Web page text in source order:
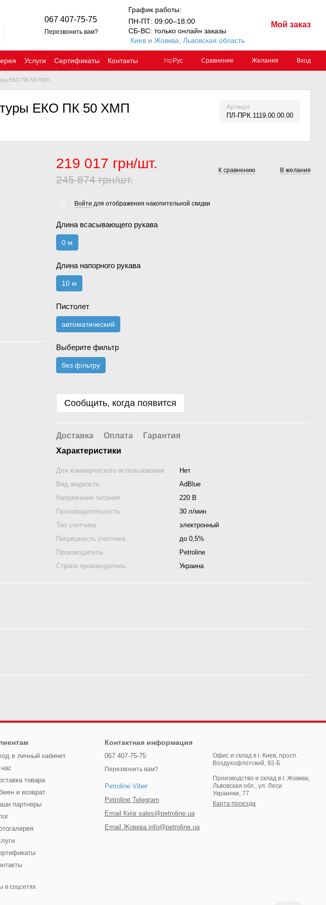
067 407-75-75
Перезвонить вам?
График работы:
ПН-ПТ: 09:00–18:00
СБ-ВС: только онлайн заказы
Киев и Жовква, Львовская область
Мой заказ
Услуги Сертификаты Контакты Укр Рус Сравнение Желания Вход
ЕКО ПК 50 ХМП
ЕКО ПК 50 ХМП Артикул
ПЛ-ПРК.1119.00.00.00
219 017 грн/шт.
245 874 грн/шт.
К сравнению В желания
Войти для отображения накопительной скидки
Длина всасывающего рукава
0 м
Длина напорного рукава
10 м
Пистолет
автоматический
Выберите фильтр
без фільтру
Сообщить, когда появится
Доставка Оплата
Гарантия
Характеристики
Для коммерческого использования
Нет
Вид жидкости
AdBlue
Напряжение питания
220 В
Производительность
30 л/мин
Тип счетчика
электронный
Погрешность счетчика
до 0,5%
Производитель
Petroline
Страна производитель
Украина
в личный кабинет
товара
и возврат
партнеры
в соцсетях
Контактная информация
067 407-75-75
Перезвонить вам?
Petroline Viber
Petroline Telegram
Email Київ sales@petroline.ua
Email Жовква info@petroline.ua
Офис и склад в г. Киев, просп.
Воздухофлотский, 92-Б
Производство и склад в г. Жовква,
Львовская обл., ул. Леси
Украинки, 77
Карта проезда